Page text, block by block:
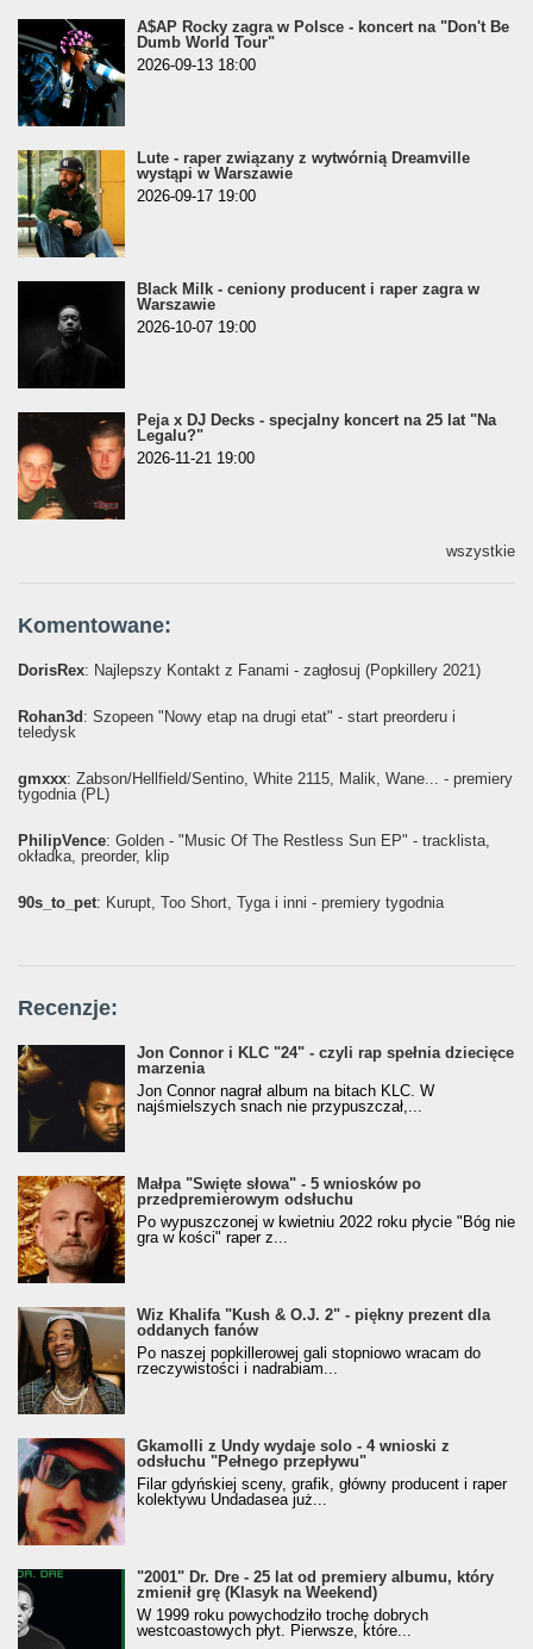
A$AP Rocky zagra w Polsce - koncert na "Don't Be
Dumb World Tour"
2026-09-13 18:00
Lute - raper związany z wytwórnią Dreamville
wystąpi w Warszawie
2026-09-17 19:00
Black Milk - ceniony producent i raper zagra w
Warszawie
2026-10-07 19:00
Peja x DJ Decks - specjalny koncert na 25 lat "Na
Legalu?"
2026-11-21 19:00
wszystkie
Komentowane:
DorisRex: Najlepszy Kontakt z Fanami - zagłosuj (Popkillery 2021)
Rohan3d : Szopeen "Nowy etap na drugi etat" - start preorderu i
teledysk
gmxxx: Żabson/Hellfield/Sentino, White 2115, Malik, Wane... - premiery
tygodnia (PL)
PhilipVence: Golden - "Music Of The Restless Sun EP" - tracklista,
okładka, preorder, klip
90s_to_pet: Kurupt, Too Short, Tyga i inni - premiery tygodnia
Recenzje:
Jon Connor i KLC "24" - czyli rap spełnia dziecięce
marzenia
Jon Connor nagrał album na bitach KLC. W
najśmielszych snach nie przypuszczał,...
Małpa "Święte słowa" - 5 wniosków po
przedpremierowym odsłuchu
Po wypuszczonej w kwietniu 2022 roku płycie "Bóg nie
gra w kości" raper z...
Wiz Khalifa "Kush & O.J. 2" - piękny prezent dla
oddanych fanów
Po naszej popkillerowej gali stopniowo wracam do
rzeczywistości i nadrabiam...
Gkamolli z Undy wydaje solo - 4 wnioski z
odsłuchu "Pełnego przepływu"
Filar gdyńskiej sceny, grafik, główny producent i raper
kolektywu Undadasea już...
"2001" Dr. Dre - 25 lat od premiery albumu, który
zmienił grę (Klasyk na Weekend)
W 1999 roku powychodziło trochę dobrych
westcoastowych płyt. Pierwsze, które...